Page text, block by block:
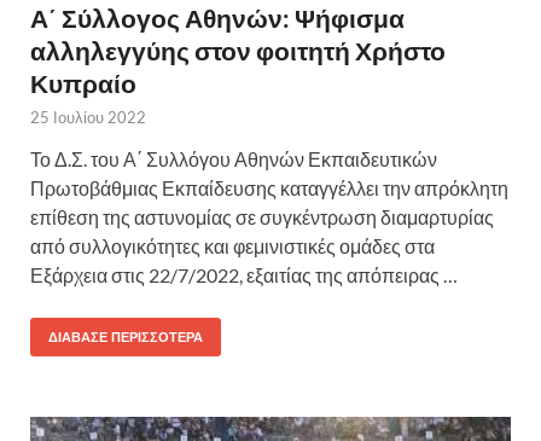
Α΄ Σύλλογος Αθηνών: Ψήφισμα
αλληλεγγύης στον φοιτητή Χρήστο
Κυπραίο
25 Ιουλίου 2022
Το Δ.Σ. του Α΄ Συλλόγου Αθηνών Εκπαιδευτικών
Πρωτοβάθμιας Εκπαίδευσης καταγγέλλει την απρόκλητη
επίθεση της αστυνομίας σε συγκέντρωση διαμαρτυρίας
από συλλογικότητες και φεμινιστικές ομάδες στα
Εξάρχεια στις 22/7/2022, εξαιτίας της απόπειρας …
ΔΙΆΒΑΣΕ ΠΕΡΙΣΣΌΤΕΡΑ